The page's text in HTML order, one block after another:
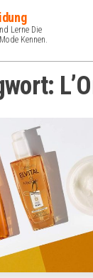
Lerne Die
Kennen.